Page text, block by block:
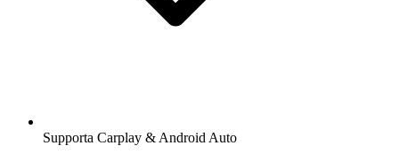
Supporta Carplay & Android Auto